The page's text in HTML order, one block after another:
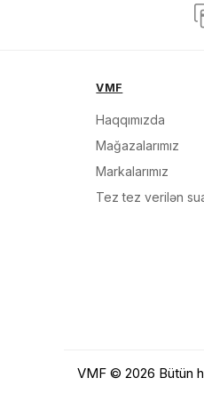
VMF
Haqqımızda
Mağazalarımız
Markalarımız
Tez tez verilən
VMF © 2026 Bütün